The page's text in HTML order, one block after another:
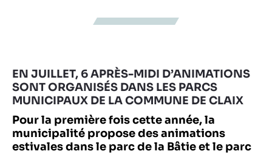
EN JUILLET, 6 APRÈS-MIDI D’ANIMATIONS
SONT ORGANISÉS DANS LES PARCS
MUNICIPAUX DE LA COMMUNE DE CLAIX
Pour la première fois cette année, la
municipalité propose des animations
estivales dans le parc de la Bâtie et le parc